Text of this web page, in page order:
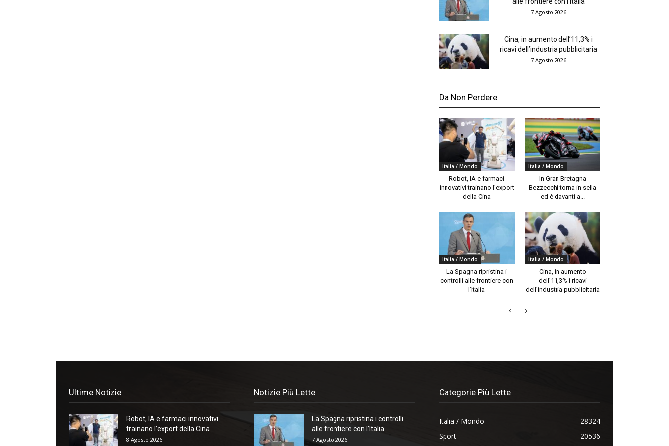
alle frontiere con l’Italia
7 Agosto 2026
Cina, in aumento dell’11,3% i
ricavi dell’industria pubblicitaria
7 Agosto 2026
Da Non Perdere
Italia / Mondo
Robot, IA e farmaci
innovativi trainano l’export
della Cina
Italia / Mondo
In Gran Bretagna
Bezzecchi torna in sella
ed è davanti a...
Italia / Mondo
La Spagna ripristina i
controlli alle frontiere con
l’Italia
Italia / Mondo
Cina, in aumento
dell’11,3% i ricavi
dell’industria pubblicitaria
Ultime Notizie
Robot, IA e farmaci innovativi
trainano l’export della Cina
8 Agosto 2026
Notizie Più Lette
La Spagna ripristina i controlli
alle frontiere con l’Italia
7 Agosto 2026
Categorie Più Lette
Italia / Mondo
28324
Sport
20536